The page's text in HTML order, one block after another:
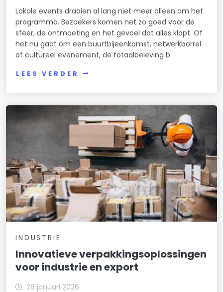
Lokale events draaien al lang niet meer alleen om het
programma. Bezoekers komen net zo goed voor de
sfeer, de ontmoeting en het gevoel dat alles klopt. Of
het nu gaat om een buurtbijeenkomst, netwerkborrel
of cultureel evenement, de totaalbeleving b
LEES VERDER
INDUSTRIE
Innovatieve verpakkingsoplossingen
voor industrie en export
28 januari 2026